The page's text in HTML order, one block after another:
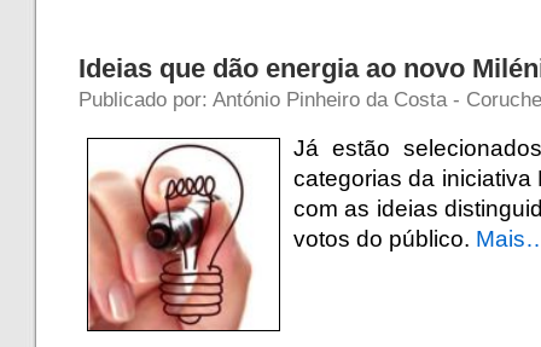
Ideias que dão energia ao novo
Publicado por: António Pinheiro da Costa -
Já estão
categorias da iniciativa
com as ideias
votos do público.